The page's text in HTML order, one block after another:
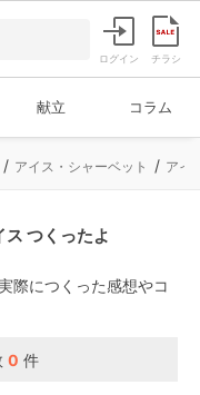
ログイン チラシ
献立 コラム
アイス・シャーベット アイ
つくったよ
際につくった感想やコ
0 件